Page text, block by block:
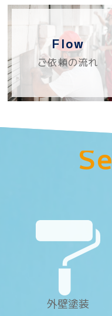
Flow
ご依頼の流れ
Se
外壁塗装